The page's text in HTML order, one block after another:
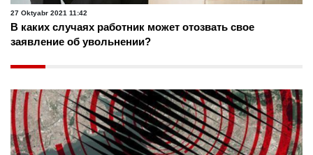
25 Oktyabr 2021 21:45
На каких условиях лица без гражданства могут работать
в Азербайджане ?